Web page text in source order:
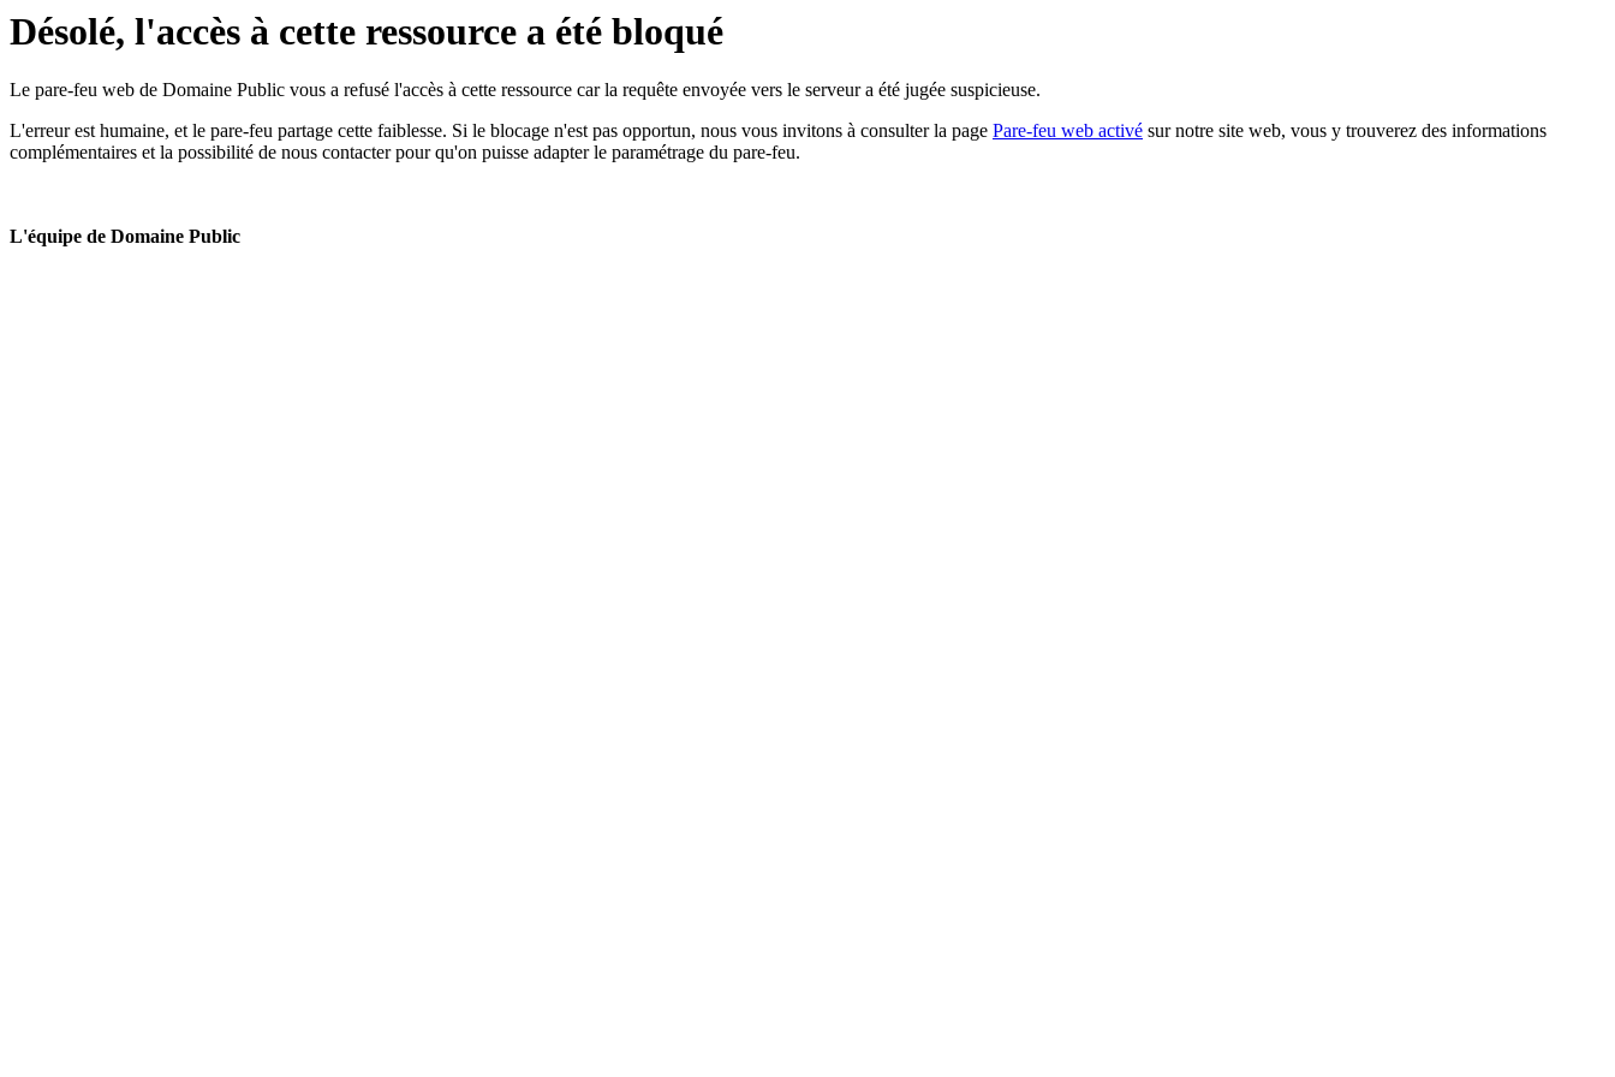
Désolé, l'accès à cette ressource a été bloqué
Le pare-feu web de Domaine Public vous a refusé l'accès à cette ressource car la requête envoyée vers le serveur a été jugée suspicieuse.
L'erreur est humaine, et le pare-feu partage cette faiblesse. Si le blocage n'est pas opportun, nous vous invitons à consulter la page Pare-feu web activé sur notre site web, vous y trouverez des informations
complémentaires et la possibilité de nous contacter pour qu'on puisse adapter le paramétrage du pare-feu.
L'équipe de Domaine Public